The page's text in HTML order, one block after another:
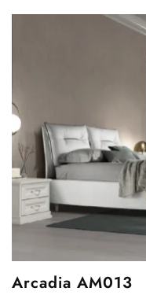
Arcadia AM013